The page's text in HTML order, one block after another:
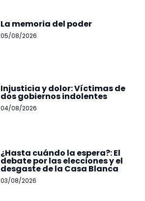
La memoria del poder
05/08/2026
Injusticia y dolor: Víctimas de
dos gobiernos indolentes
04/08/2026
¿Hasta cuándo la espera?: El
debate por las elecciones y el
desgaste de la Casa Blanca
03/08/2026